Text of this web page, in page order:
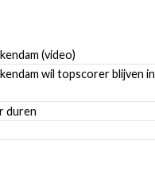
(video)
wil topscorer blijven in
duren